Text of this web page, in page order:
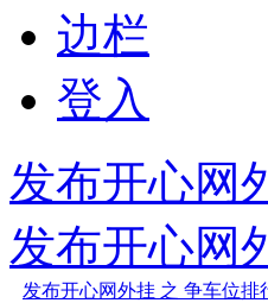
边栏
登入
发布开心网
发布开心网
发布开心网外挂 之 争车位排